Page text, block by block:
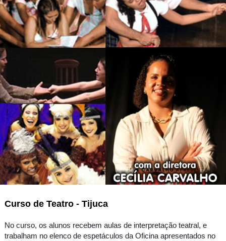
Curso de Teatro - Tijuca
No curso, os alunos recebem aulas de interpretação teatral, e
trabalham no elenco de espetáculos da Oficina apresentados no